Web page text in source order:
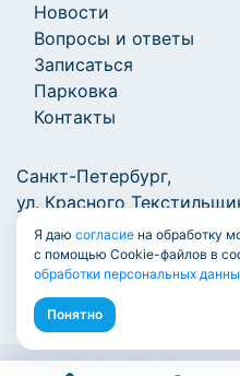
Новости
Вопросы и ответы
Записаться
Парковка
Контакты
Санкт-Петербург,
ул. Красного
+7 (812) 777-1000/
© Единый центр документов
Я даю согласие на обработку
с помощью Cookie-файлов в
обработки персональных
Понятно